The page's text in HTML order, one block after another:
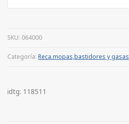
SKU: 064000
Categoría: Reca.mopas,bastidores y gasas
idtg: 118511